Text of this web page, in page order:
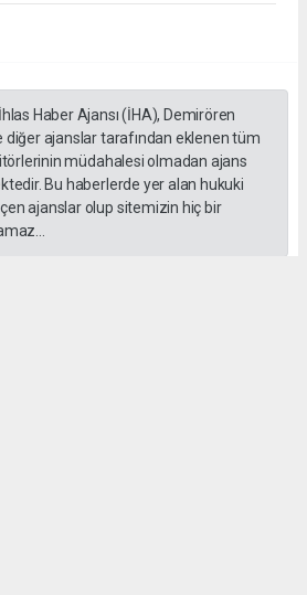
Haber Ajansı (İHA), Demirören
diğer ajanslar tarafından eklenen tüm
müdahalesi olmadan ajans
Bu haberlerde yer alan hukuki
ajanslar olup sitemizin hiç bir